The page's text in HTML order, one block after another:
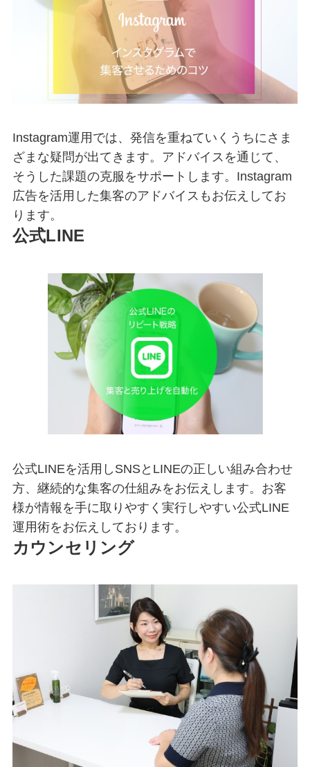
Instagram運用では、発信を重ねていくうちにさま
ざまな疑問が出てきます。アドバイスを通じて、
そうした課題の克服をサポートします。Instagram
広告を活用した集客のアドバイスもお伝えしてお
ります。
公式LINE
公式LINEを活用しSNSとLINEの正しい組み合わせ
方、継続的な集客の仕組みをお伝えします。お客
様が情報を手に取りやすく実行しやすい公式LINE
運用術をお伝えしております。
カウンセリング